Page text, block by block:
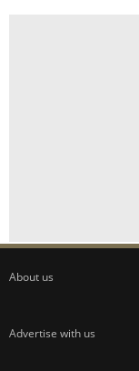
About us
Advertise with us